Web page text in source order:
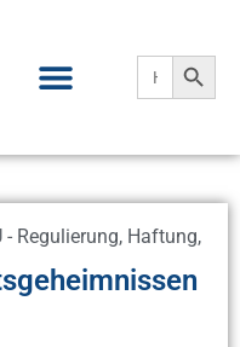
Search
for:
- Regulierung, Haftung,